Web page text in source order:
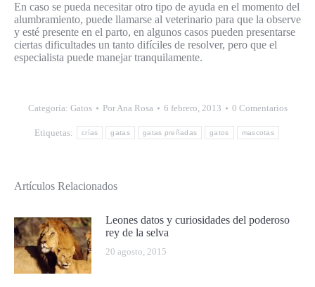
En caso se pueda necesitar otro tipo de ayuda en el momento del
alumbramiento, puede llamarse al veterinario para que la observe
y esté presente en el parto, en algunos casos pueden presentarse
ciertas dificultades un tanto difíciles de resolver, pero que el
especialista puede manejar tranquilamente.
Categoría: Gatos PorAna Rosa 6 febrero, 2013 0 Comentarios
Etiquetas: crías gatas gatas preñadas gatos mascotas
Artículos Relacionados
Leones datos y curiosidades del poderoso
rey de la selva
20 agosto, 2015